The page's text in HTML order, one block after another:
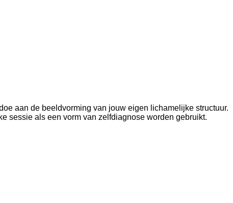
aan de beeldvorming van jouw eigen lichamelijke structuur.
sessie als een vorm van zelfdiagnose worden gebruikt.